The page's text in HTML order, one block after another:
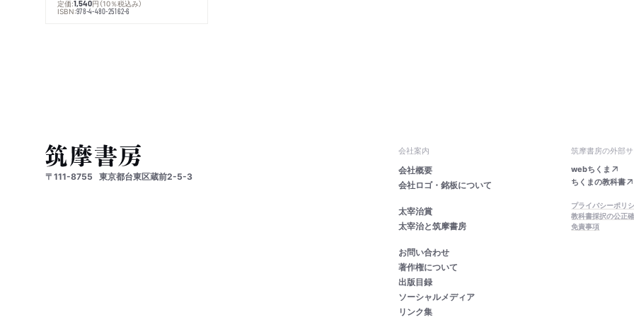
定価:1,540円 （10％税込み）
ISBN:978-4-480-25162-6
〒111-8755 東京都台東区蔵前2-5-3
会社案内
会社概要
会社ロゴ・銘板について
太宰治賞
太宰治と筑摩書房
お問い合わせ
著作権について
出版目録
ソーシャルメディア
リンク集
筑摩書房の外部サ
webちくま
ちくまの教科書
プライバシーポリ
教科書採択の公正
免責事項